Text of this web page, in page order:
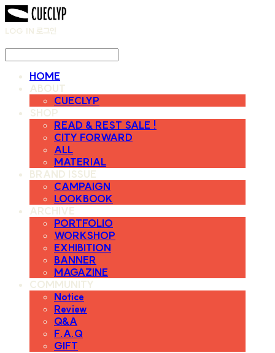
LOG IN 로그인
HOME
ABOUT
CUECLYP
SHOP
READ & REST SALE !
CITY FORWARD
ALL
MATERIAL
BRAND ISSUE
CAMPAIGN
LOOKBOOK
ARCHIVE
PORTFOLIO
WORKSHOP
EXHIBITION
BANNER
MAGAZINE
COMMUNITY
Notice
Review
Q&A
F.A.Q
GIFT